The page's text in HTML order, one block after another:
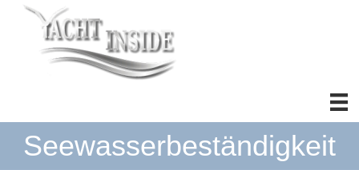
Seewasserbeständigkeit